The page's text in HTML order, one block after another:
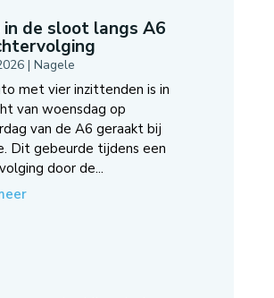
de sloot langs A6
| Nagele
met vier inzittenden is in
van woensdag op
van de A6 geraakt bij
Dit gebeurde tijdens een
door de...